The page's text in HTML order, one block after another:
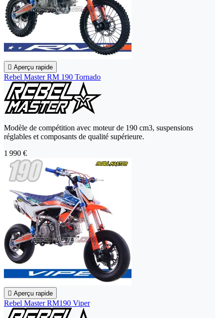
 Aperçu rapide
Rebel Master RM 190 Tornado
Modèle de compétition avec moteur de 190 cm3, suspensions
réglables et composants de qualité supérieure.
1 990 €
 Aperçu rapide
Rebel Master RM190 Viper